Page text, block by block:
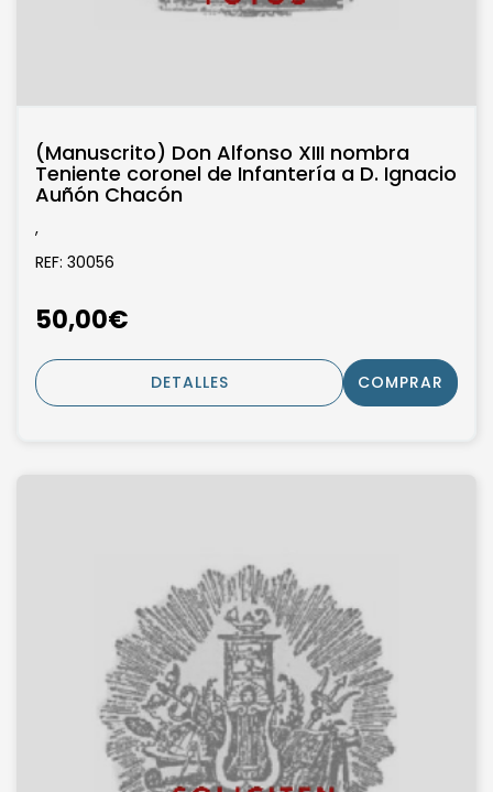
(Manuscrito) Don Alfonso XIII nombra
Teniente coronel de Infantería a D. Ignacio
Auñón Chacón
,
REF: 30056
50,00€
DETALLES COMPRAR